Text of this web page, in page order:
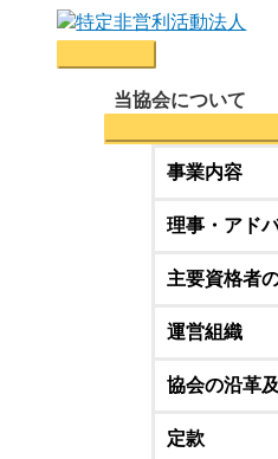
メ
イ
ン
メ
当協会について
事業内容
理事・アド
主要資格者
運営組織
協会の沿革
定款